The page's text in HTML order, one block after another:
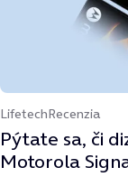
LifetechRecenzia
Pýtate sa, či
Motorola